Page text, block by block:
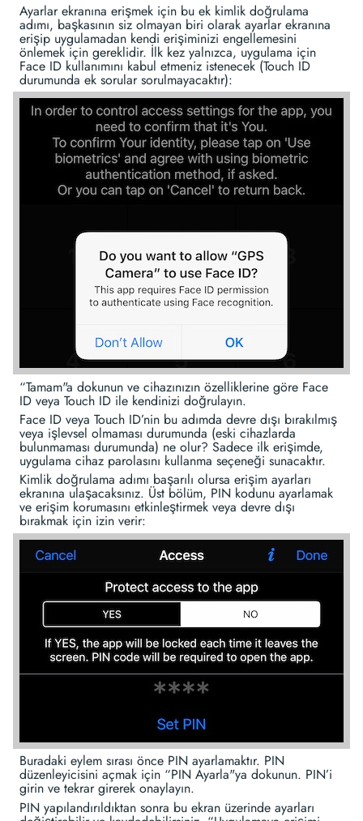
Ayarlar ekranına erişmek için bu ek kimlik doğrulama
adımı, başkasının siz olmayan biri olarak ayarlar ekranına
erişip uygulamadan kendi erişiminizi engellemesini
önlemek için gereklidir. İlk kez yalnızca, uygulama için
Face ID kullanımını kabul etmeniz istenecek (Touch ID
durumunda ek sorular sorulmayacaktır):
“Tamam"a dokunun ve cihazınızın özelliklerine göre Face
ID veya Touch ID ile kendinizi doğrulayın.
Face ID veya Touch ID’nin bu adımda devre dışı bırakılmış
veya işlevsel olmaması durumunda (eski cihazlarda
bulunmaması durumunda) ne olur? Sadece ilk erişimde,
uygulama cihaz parolasını kullanma seçeneği sunacaktır.
Kimlik doğrulama adımı başarılı olursa erişim ayarları
ekranına ulaşacaksınız. Üst bölüm, PIN kodunu ayarlamak
ve erişim korumasını etkinleştirmek veya devre dışı
bırakmak için izin verir:
Buradaki eylem sırası önce PIN ayarlamaktır. PIN
düzenleyicisini açmak için “PIN Ayarla"ya dokunun. PIN’i
girin ve tekrar girerek onaylayın.
PIN yapılandırıldıktan sonra bu ekran üzerinde ayarları